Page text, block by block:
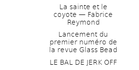
La sainte et le
coyote — Fabrice
Reymond
Lancement du
premier numéro de
la revue Glass Bead
LE BAL DE JERK OFF